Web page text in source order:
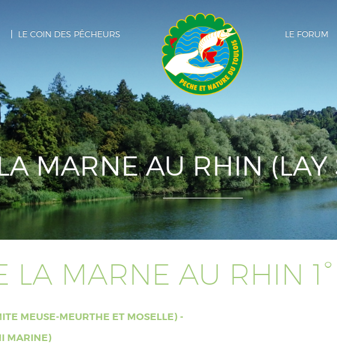
LE COIN DES PÊCHEURS
LE FORUM
MARNE AU RHIN (LAY
LA MARNE AU RHIN
MEUSE-MEURTHE ET MOSELLE) -
MARINE)